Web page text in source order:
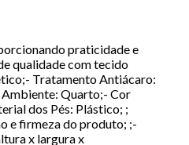
praticidade e
qualidade com tecido
Tratamento Antiácaro:
Quarto;- Cor
dos Pés: Plástico; ;
e firmeza do produto; ;-
x largura x